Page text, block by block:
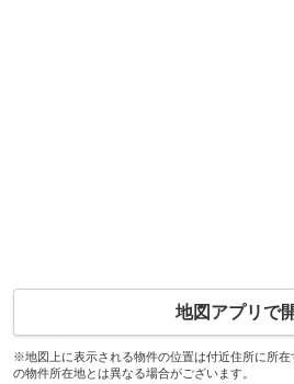
地図アプリで
※地図上に表示される物件の位置は付近住所に所
の物件所在地とは異なる場合がございます。